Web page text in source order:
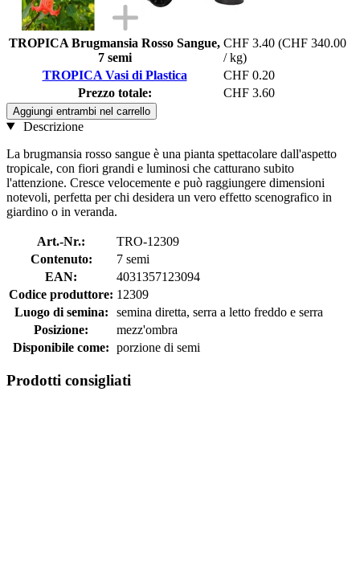
TROPICA Brugmansia Rosso Sangue,
7 semi
CHF 3.40 (CHF 340.00
/ kg)
TROPICA Vasi di Plastica
CHF 0.20
Prezzo totale:
CHF 3.60
Aggiungi entrambi nel carrello
Descrizione
La brugmansia rosso sangue è una pianta spettacolare dall'aspetto
tropicale, con fiori grandi e luminosi che catturano subito
l'attenzione. Cresce velocemente e può raggiungere dimensioni
notevoli, perfetta per chi desidera un vero effetto scenografico in
giardino o in veranda.
Art.-Nr.:
TRO-12309
Contenuto:
7 semi
EAN:
4031357123094
Codice produttore: 12309
Luogo di semina:
semina diretta, serra a letto freddo e serra
Posizione:
mezz'ombra
Disponibile come: porzione di semi
Prodotti consigliati